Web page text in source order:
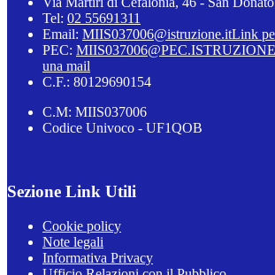
Tel: 02 55691311
Email: MIIS037006@istruzione.itLink
PEC:
una mail
C.F.: 80129690154
C.M: MIIS037006
Codice Univoco - UF1QOB
Sezione Link Utili
Cookie policy
Note legali
Informativa Privacy